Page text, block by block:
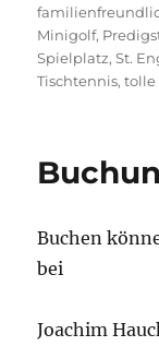
Minigolf,
Spielplatz,St.
Tischtennis,tolle
Buchen
bei
Joachim